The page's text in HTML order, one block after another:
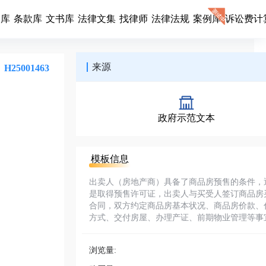
条款库 文书库 法律文集 找律师 法律法规 案例库 诉讼费计
H25001463 来源
政府示范文本
模板信息
出卖人（房地产商）具备了商品房预售的条件，
是取得预售许可证，出卖人与买受人签订商品房
合同，双方约定商品房基本状况、商品房价款、
方式、交付房屋、办理产证、前期物业管理等事
浏览量: